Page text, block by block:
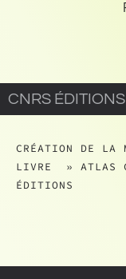
CNRS
CRÉATION DE LA
LIVRE » ATLAS
ÉDITIONS